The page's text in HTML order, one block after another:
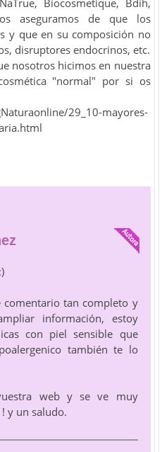
Biocosmetique, Bdih,
aseguramos de que los
y que en su composición no
disruptores endocrinos, etc.
nosotros hicimos en nuestra
"normal" por si os
29_10-mayores-
comentario tan completo y
información, estoy
con piel sensible que
también te lo
web y se ve muy
y un saludo.